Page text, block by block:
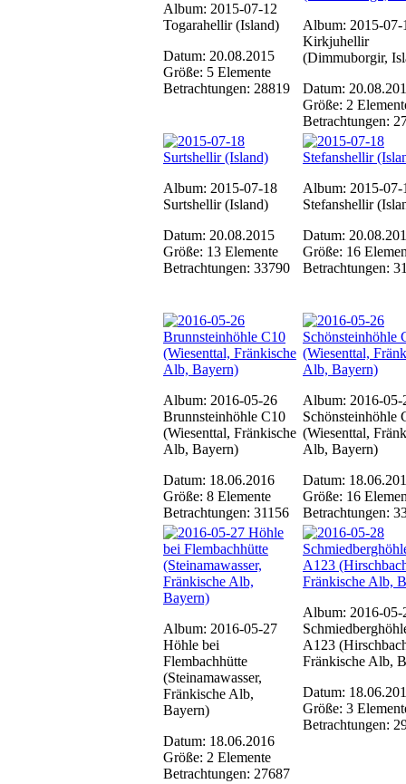
Album: 2015-07-12
Togarahellir (Island)
Datum: 20.08.2015
Größe: 5 Elemente
Betrachtungen: 28819
Album: 2015-07-
Kirkjuhellir
(Dimmuborgir,
Datum:
Größe: 2
Betrachtungen:
Album: 2015-07-18
Surtshellir (Island)
Datum: 20.08.2015
Größe: 13 Elemente
Betrachtungen: 33790
Album: 2015-07-
Stefanshellir
Datum:
Größe: 16
Betrachtungen:
Album: 2016-05-26
Brunnsteinhöhle C10
(Wiesenttal, Fränkische
Alb, Bayern)
Datum: 18.06.2016
Größe: 8 Elemente
Betrachtungen: 31156
Album: 2016-05-
Schönsteinhöhle
(Wiesenttal,
Alb, Bayern)
Datum:
Größe: 16
Betrachtungen:
Album: 2016-05-27
Höhle bei
Flembachhütte
(Steinamawasser,
Fränkische Alb,
Bayern)
Datum: 18.06.2016
Größe: 2 Elemente
Betrachtungen: 27687
Album: 2016-05-
A123
Fränkische Alb,
Datum:
Größe: 3
Betrachtungen: